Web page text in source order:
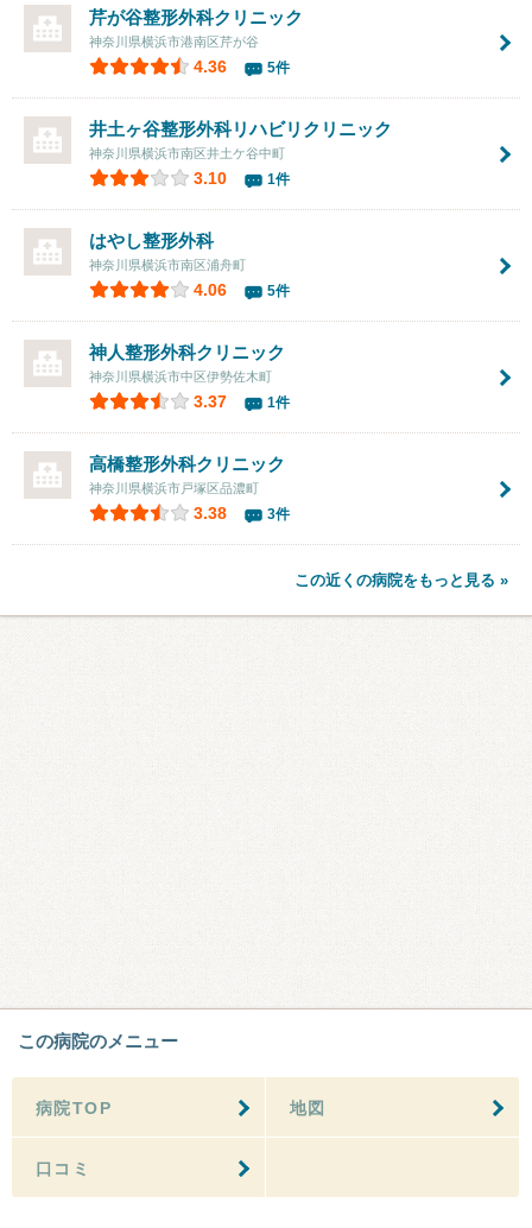
芹が谷整形外科クリニック
神奈川県横浜市港南区芹が谷
4.36 5件
井土ヶ谷整形外科リハビリクリニック
神奈川県横浜市南区井土ケ谷中町
3.10 1件
はやし整形外科
神奈川県横浜市南区浦舟町
4.06 5件
神人整形外科クリニック
神奈川県横浜市中区伊勢佐木町
3.37 1件
高橋整形外科クリニック
神奈川県横浜市戸塚区品濃町
3.38 3件
この近くの病院をもっと見る »
この病院のメニュー
病院TOP 地図
口コミ